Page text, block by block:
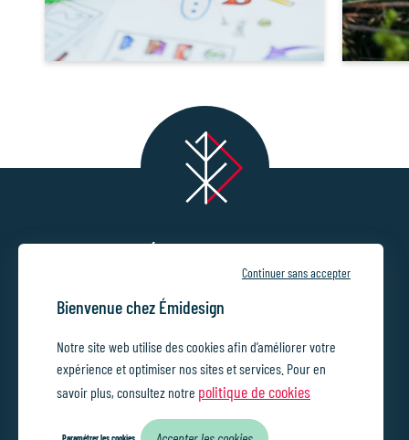
Émidesign
4400 Flémalle
info@emidesign.be
BE0691943857//Charte de vie privée //Conditions générales de
vente
Continuer sans accepter
Bienvenue chez Émidesign
Notre site web utilise des cookies afin d’améliorer votre
expérience et optimiser nos sites et services. Pour en
savoir plus, consultez notre politique de cookies
Paramétrer les cookies